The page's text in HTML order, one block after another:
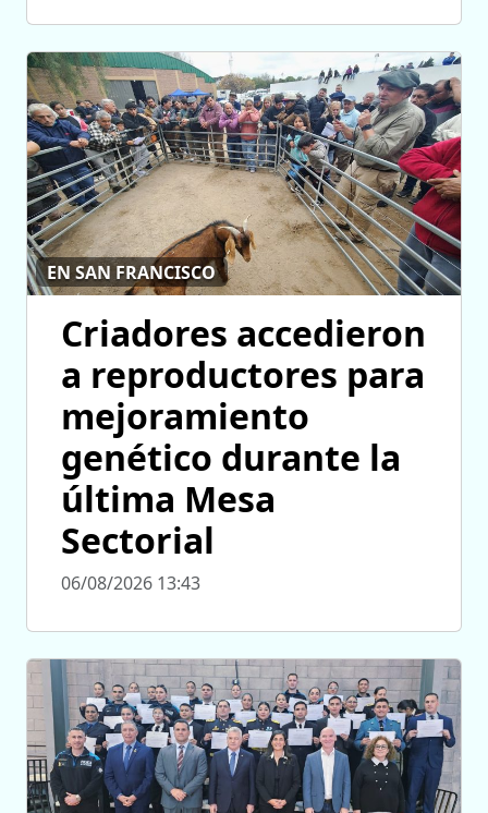
EN SAN FRANCISCO
Criadores accedieron
a reproductores para
mejoramiento
genético durante la
última Mesa
Sectorial
06/08/2026 13:43